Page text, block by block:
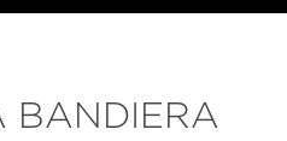
BANDIERA